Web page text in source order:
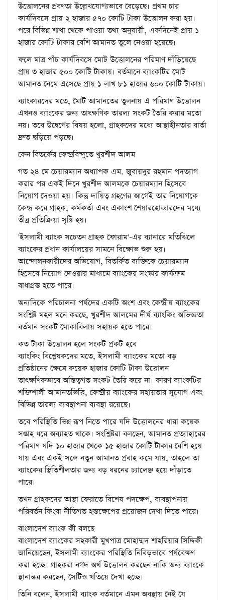
উত্তোলনের প্রবণতা উল্লেখযোগ্যভাবে বেড়েছে। প্রথম চার
কার্যদিবসে প্রায় ২ হাজার ৫৭০ কোটি টাকা উত্তোলন করা হয়।
পরে বিভিন্ন শাখা থেকে পাওয়া তথ্য অনুযায়ী, একদিনেই প্রায় ১
হাজার কোটি টাকার বেশি আমানত তুলে নেওয়া হয়েছে।
ফলে মাত্র পাঁচ কার্যদিবসে মোট উত্তোলনের পরিমাণ দাঁড়িয়েছে
প্রায় ৩ হাজার ৫০০ কোটি টাকায়। বর্তমানে ব্যাংকটির মোট
আমানত নেমে এসেছে প্রায় ১ লাখ ৮১ হাজার ৬০০ কোটি টাকায়।
ব্যাংকারদের মতে, মোট আমানতের তুলনায় এ পরিমাণ উত্তোলন
এখনও ব্যাংকের জন্য তাৎক্ষণিক তারল্য সংকট তৈরি করার মতো
নয়। তবে উদ্বেগের বিষয় হলো, গ্রাহকদের মধ্যে আস্থাহীনতার বার্তা
দ্রুত ছড়িয়ে পড়ছে।
কেন বিতর্কের কেন্দ্রবিন্দুতে খুরশীদ আলম
গত ২৪ মে চেয়ারম্যান অধ্যাপক এম. জুবায়দুর রহমান পদত্যাগ
করার পর একই দিনে খুরশীদ আলমকে চেয়ারম্যান হিসেবে
নিয়োগ দেওয়া হয়। কিন্তু দায়িত্ব গ্রহণের আগেই তার নিয়োগকে
কেন্দ্র করে গ্রাহক, কর্মকর্তা এবং একাংশ শেয়ারহোল্ডারদের মধ্যে
তীব্র প্রতিক্রিয়া সৃষ্টি হয়।
'ইসলামী ব্যাংক সচেতন গ্রাহক ফোরাম'-এর ব্যানারে মতিঝিলে
ব্যাংকের প্রধান কার্যালয়ের সামনে বিক্ষোভ শুরু হয়।
আন্দোলনকারীদের অভিযোগ, বিতর্কিত ব্যক্তিকে চেয়ারম্যান
হিসেবে নিয়োগ দেওয়ার মাধ্যমে ব্যাংকের সংস্কার কার্যক্রম
বাধাগ্রস্ত হতে পারে।
অন্যদিকে পরিচালনা পর্ষদের একটি অংশ এবং কেন্দ্রীয় ব্যাংকের
সংশ্লিষ্ট মহল মনে করছে, খুরশীদ আলমের দীর্ঘ ব্যাংকিং অভিজ্ঞতা
বর্তমান সংকট মোকাবিলায় সহায়ক হতে পারে।
কত টাকা উত্তোলন হলে সংকট প্রকট হবে
ব্যাংকিং বিশ্লেষকদের মতে, ইসলামী ব্যাংকের মতো বড়
প্রতিষ্ঠানের ক্ষেত্রে কয়েক হাজার কোটি টাকা উত্তোলন
তাৎক্ষণিকভাবে অস্তিত্বগত সংকট তৈরি করে না। কারণ ব্যাংকটির
শক্তিশালী আমানতভিত্তি, কেন্দ্রীয় ব্যাংকের সহায়তার সুযোগ এবং
বিভিন্ন তারল্য ব্যবস্থাপনা ব্যবস্থা রয়েছে।
তবে পরিস্থিতি ভিন্ন রূপ নিতে পারে যদি উত্তোলনের ধারা কয়েক
সপ্তাহ ধরে অব্যাহত থাকে। সংশ্লিষ্টরা বলছেন, আমানত প্রত্যাহারের
পরিমাণ যদি ১০ হাজার থেকে ১৫ হাজার কোটি টাকার বেশি হয়ে
যায় এবং একই সঙ্গে নতুন আমানত প্রবাহ কমে যায়, তাহলে তা
ব্যাংকের স্থিতিশীলতার জন্য বড় ধরনের চ্যালেঞ্জ হয়ে দাঁড়াতে
পারে।
তখন গ্রাহকদের আস্থা ফেরাতে বিশেষ পদক্ষেপ, ব্যবস্থাপনায়
পরিবর্তন কিংবা নীতিগত হস্তক্ষেপের প্রয়োজন দেখা দিতে পারে।
বাংলাদেশ ব্যাংক কী বলছে
বাংলাদেশ ব্যাংকের সহকারী মুখপাত্র মোহাম্মদ শাহরিয়ার সিদ্দিকী
জানিয়েছেন, ইসলামী ব্যাংকের পরিস্থিতি নিবিড়ভাবে পর্যবেক্ষণ
করা হচ্ছে। গ্রাহকরা নগদ অর্থ উত্তোলন করছেন নাকি অন্য ব্যাংকে
স্থানান্তর করছেন, সেটিও খতিয়ে দেখা হচ্ছে।
তিনি বলেন, ইসলামী ব্যাংক বর্তমানে এমন অবস্থায় নেই যে